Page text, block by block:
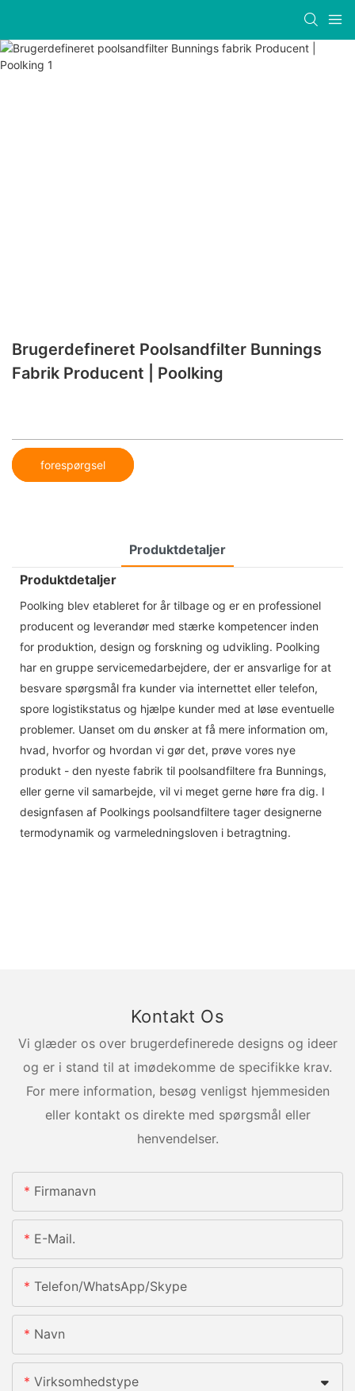
Brugerdefineret Poolsandfilter Bunnings
Fabrik Producent | Poolking
forespørgsel
Produktdetaljer
Produktdetaljer
Poolking blev etableret for år tilbage og er en professionel
producent og leverandør med stærke kompetencer inden
for produktion, design og forskning og udvikling. Poolking
har en gruppe servicemedarbejdere, der er ansvarlige for at
besvare spørgsmål fra kunder via internettet eller telefon,
spore logistikstatus og hjælpe kunder med at løse eventuelle
problemer. Uanset om du ønsker at få mere information om,
hvad, hvorfor og hvordan vi gør det, prøve vores nye
produkt - den nyeste fabrik til poolsandfiltere fra Bunnings,
eller gerne vil samarbejde, vil vi meget gerne høre fra dig. I
designfasen af ​​Poolkings poolsandfiltere tager designerne
termodynamik og varmeledningsloven i betragtning.
Kontakt Os
Vi glæder os over brugerdefinerede designs og ideer
og er i stand til at imødekomme de specifikke krav.
For mere information, besøg venligst hjemmesiden
eller kontakt os direkte med spørgsmål eller
henvendelser.
Firmanavn
E-Mail.
Telefon/whatsApp/skype
Navn
Virksomhedstype